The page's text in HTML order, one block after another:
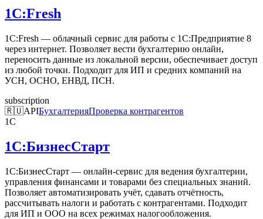
1C:Fresh
1C:Fresh — облачный сервис для работы с 1С:Предприятие 8
через интернет. Позволяет вести бухгалтерию онлайн,
переносить данные из локальной версии, обеспечивает доступ
из любой точки. Подходит для ИП и средних компаний на
УСН, ОСНО, ЕНВД, ПСН.
subscription
🇷🇺APIБухгалтерияПроверка контрагентов
1С
1С:БизнесСтарт
1С:БизнесСтарт — онлайн-сервис для ведения бухгалтерии,
управления финансами и товарами без специальных знаний.
Позволяет автоматизировать учёт, сдавать отчётность,
рассчитывать налоги и работать с контрагентами. Подходит
для ИП и ООО на всех режимах налогообложения.